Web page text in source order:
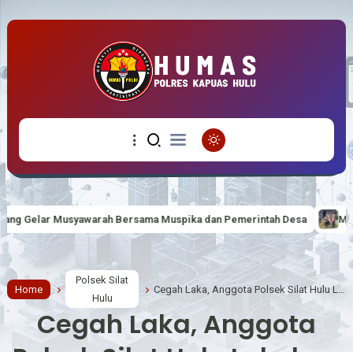
Muspika dan Pemerintah Desa MERIAHKAN HUT RI KE-81
Home
Polsek Silat
Hulu
Cegah Laka, Anggota